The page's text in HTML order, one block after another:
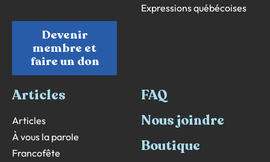
Devenir
membre et
faire un don
Expressions québécoises
Articles
Articles
À vous la parole
Francofête
FAQ
Nous joindre
Boutique